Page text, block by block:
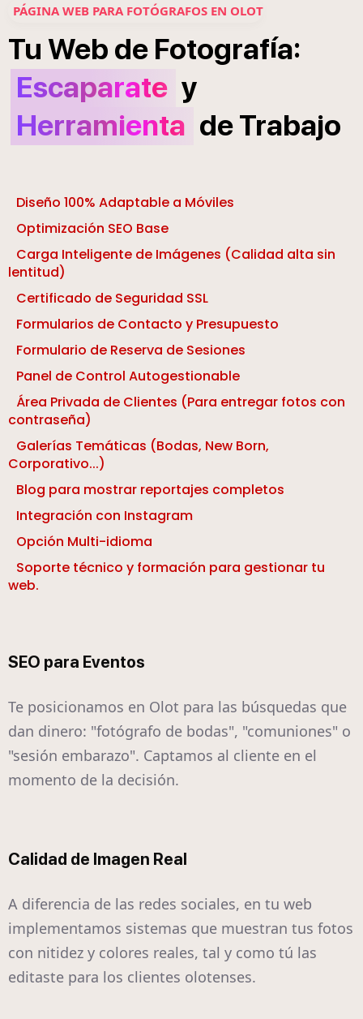
PÁGINA WEB PARA FOTÓGRAFOS EN OLOT
Tu Web de Fotografía:
Escaparate y
Herramienta deTrabajo
Diseño 100% Adaptable a Móviles
Optimización SEO Base
Carga Inteligente de Imágenes (Calidad alta sin
lentitud)
Certificado de Seguridad SSL
Formularios de Contacto y Presupuesto
Formulario de Reserva de Sesiones
Panel de Control Autogestionable
Área Privada de Clientes (Para entregar fotos con
contraseña)
Galerías Temáticas (Bodas, New Born,
Corporativo...)
Blog para mostrar reportajes completos
Integración con Instagram
Opción Multi-idioma
Soporte técnico y formación para gestionar tu
web.
SEO para Eventos
Te posicionamos en Olot para las búsquedas que
dan dinero: "fotógrafo de bodas", "comuniones" o
"sesión embarazo". Captamos al cliente en el
momento de la decisión.
Calidad de Imagen Real
A diferencia de las redes sociales, en tu web
implementamos sistemas que muestran tus fotos
con nitidez y colores reales, tal y como tú las
editaste para los clientes olotenses.